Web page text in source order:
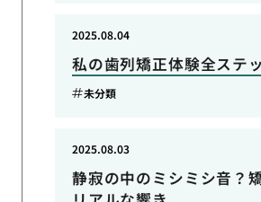
私の歯列矯正体験全ステ
2025.08.04
未分類
静寂の中のミシミシ音？
2025.08.03